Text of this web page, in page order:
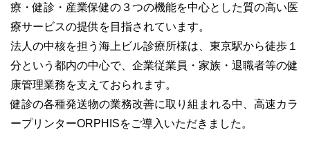
療・健診・産業保健の３つの機能を中心とした質の高い医
療サービスの提供を目指されています。
法人の中核を担う海上ビル診療所様は、東京駅から徒歩１
分という都内の中心で、企業従業員・家族・退職者等の健
康管理業務を支えておられます。
健診の各種発送物の業務改善に取り組まれる中、高速カラ
ープリンターORPHISをご導入いただきました。